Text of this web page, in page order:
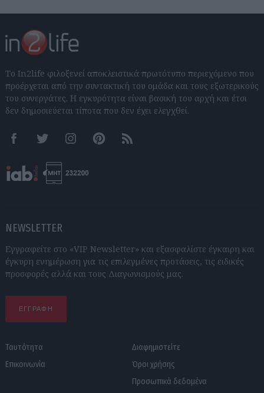
Το In2life φιλοξενεί αποκλειστικά πρωτότυπο περιεχόμενο που
προέρχεται από την συντακτική του ομάδα και τους εξωτερικούς
του συνεργάτες. Η εγκυρότητα είναι βασική του αρχή και έτσι
δεν δημοσιεύεται τίποτα που δεν έχει ελεγχθεί.
FacebookTwitter InstagramPinterestRSS feeds
NEWSLETTER
Εγγραφείτε στο «VIP Newsletter» και εξασφαλίστε έγκαιρη και
έγκυρη ενημέρωση για τις επιλεγμένες προτάσεις, τις ειδικές
προσφορές αλλά και τους Διαγωνισμούς μας.
ΕΓΓΡΑΦΗ
Ταυτότητα
Επικοινωνία
Διαφημιστείτε
Όροι χρήσης
Προσωπικά δεδομένα